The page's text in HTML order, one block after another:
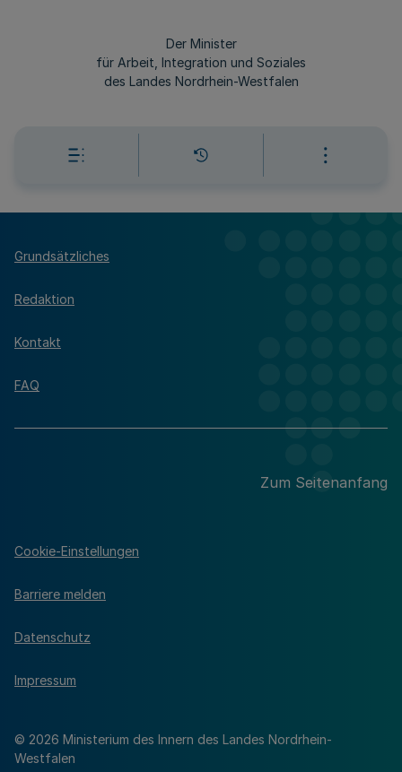
Der Minister
für Arbeit, Integration und Soziales
des Landes Nordrhein-Westfalen
Grundsätzliches
Redaktion
Kontakt
FAQ
Zum Seitenanfang
© 2026 Ministerium des Innern des Landes Nordrhein-
Westfalen
Cookie-Einstellungen
Barriere melden
Datenschutz
Impressum